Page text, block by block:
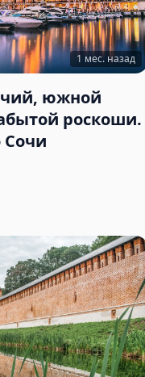
1 мес. назад
южной
роскоши.
Сочи